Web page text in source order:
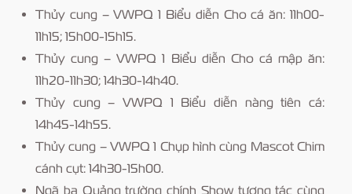
Thủy cung – VWPQ 1 Biểu diễn Cho cá ăn: 11h00-
11h15; 15h00-15h15.
Thủy cung – VWPQ 1 Biểu diễn Cho cá mập ăn:
11h20-11h30; 14h30-14h40.
Thủy cung – VWPQ 1 Biểu diễn nàng tiên cá:
14h45-14h55.
Thủy cung – VWPQ 1 Chụp hình cùng Mascot Chim
cánh cụt: 14h30-15h00.
Ngã ba Quảng trường chính Show tương tác cùng